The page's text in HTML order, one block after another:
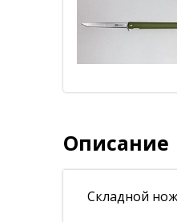
Описание
Складной